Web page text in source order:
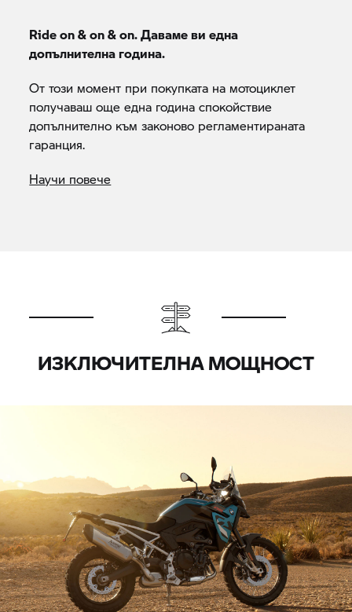
Ride on & on & on. Даваме ви една
допълнителна година.
От този момент при покупката на мотоциклет
получаваш още една година спокойствие
допълнително към законово регламентираната
гаранция.
Научи повече
ИЗКЛЮЧИТЕЛНА МОЩНОСТ